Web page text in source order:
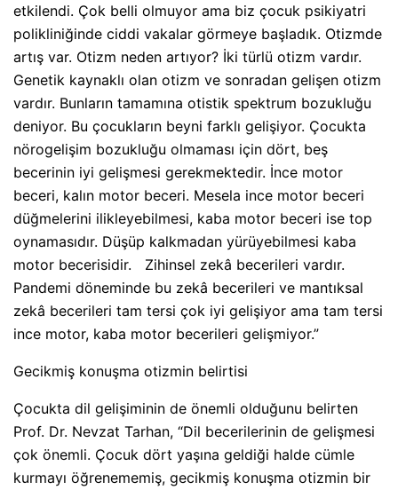
etkilendi. Çok belli olmuyor ama biz çocuk psikiyatri
polikliniğinde ciddi vakalar görmeye başladık. Otizmde
artış var. Otizm neden artıyor? İki türlü otizm vardır.
Genetik kaynaklı olan otizm ve sonradan gelişen otizm
vardır. Bunların tamamına otistik spektrum bozukluğu
deniyor. Bu çocukların beyni farklı gelişiyor. Çocukta
nörogelişim bozukluğu olmaması için dört, beş
becerinin iyi gelişmesi gerekmektedir. İnce motor
beceri, kalın motor beceri. Mesela ince motor beceri
düğmelerini ilikleyebilmesi, kaba motor beceri ise top
oynamasıdır. Düşüp kalkmadan yürüyebilmesi kaba
motor becerisidir. Zihinsel zekâ becerileri vardır.
Pandemi döneminde bu zekâ becerileri ve mantıksal
zekâ becerileri tam tersi çok iyi gelişiyor ama tam tersi
ince motor, kaba motor becerileri gelişmiyor.”
Gecikmiş konuşma otizmin belirtisi
Çocukta dil gelişiminin de önemli olduğunu belirten
Prof. Dr. Nevzat Tarhan, “Dil becerilerinin de gelişmesi
çok önemli. Çocuk dört yaşına geldiği halde cümle
kurmayı öğrenememiş, gecikmiş konuşma otizmin bir